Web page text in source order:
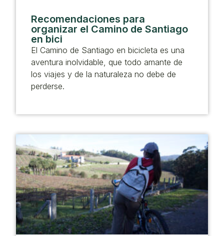
Recomendaciones para
organizar el Camino de Santiago
en bici
El Camino de Santiago en bicicleta es una
aventura inolvidable, que todo amante de
los viajes y de la naturaleza no debe de
perderse.